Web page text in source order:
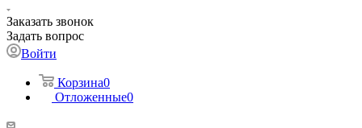
Заказать звонок
Задать вопрос
Войти
Корзина0
Отложенные0